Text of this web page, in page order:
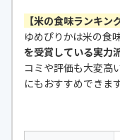
【米の食味ランキン
ゆめぴりかは米の食
を受賞している実力
コミや評価も大変高
にもおすすめできます